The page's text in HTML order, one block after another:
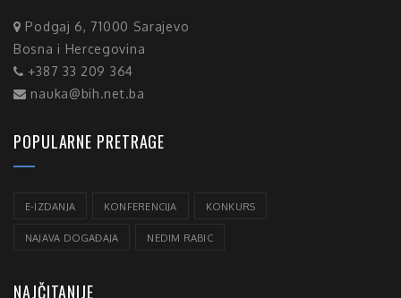
Podgaj 6, 71000 Sarajevo
Bosna i Hercegovina
+387 33 209 364
nauka@bih.net.ba
POPULARNE PRETRAGE
E-IZDANJA KONFERENCIJA KONKURS
NAJAVA DOGAĐAJA NEDIM RABIC
NAJČITANIJE